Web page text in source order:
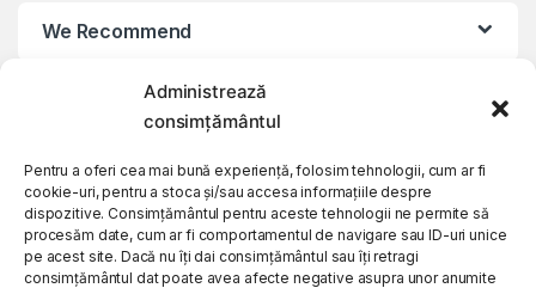
Administrează
consimțământul
Pentru a oferi cea mai bună experiență, folosim tehnologii, cum ar fi
cookie-uri, pentru a stoca și/sau accesa informațiile despre
dispozitive. Consimțământul pentru aceste tehnologii ne permite să
procesăm date, cum ar fi comportamentul de navigare sau ID-uri unice
pe acest site. Dacă nu îți dai consimțământul sau îți retragi
consimțământul dat poate avea afecte negative asupra unor anumite
We Recommend
My Account
Customer Care
About Us